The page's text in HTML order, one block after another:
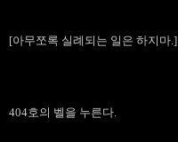
[아무쪼록 실례되는 일은 하지마.]
404호의 벨을 누른다.